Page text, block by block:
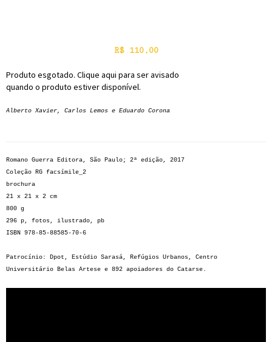
R$ 110,00
Produto esgotado. Clique aqui para ser avisado
quando o produto estiver disponível.
Alberto Xavier, Carlos Lemos e Eduardo Corona
Romano Guerra Editora, São Paulo; 2ª edição, 2017
Coleção RG facsímile_2
brochura
21 x 21 x 2 cm
800 g
296 p, fotos, ilustrado, pb
ISBN 978-85-88585-70-6
Patrocínio: Dpot, Estúdio Sarasá, Refúgios Urbanos, Centro
Universitário Belas Artese e 892 apoiadores do Catarse.